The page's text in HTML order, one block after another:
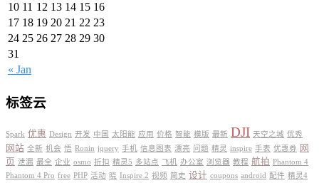
« Jan
10 11 12 13 14 15 16
17 18 19 20 21 22 23
24 25 26 27 28 29 30
31
标签云
Spark 优惠 Design 开发 中国 太阳能 应用 价格 智能 模版 最新 DJI 天空之城 优秀
网站 全新 机会 悟 Ronin jquery 手机 信息图表 漂亮 问题 精灵 inspire 手表 优惠券
网
页 泄漏 最全 企业 osmo 折扣 精灵5 多站点 飞机 办公室 浏览器 教程 航拍 Phantom 4
Phantom 4 Pro free PHP 活动 晓 Inspire 2 视频 简史 设计 coupons android 配件 精灵4